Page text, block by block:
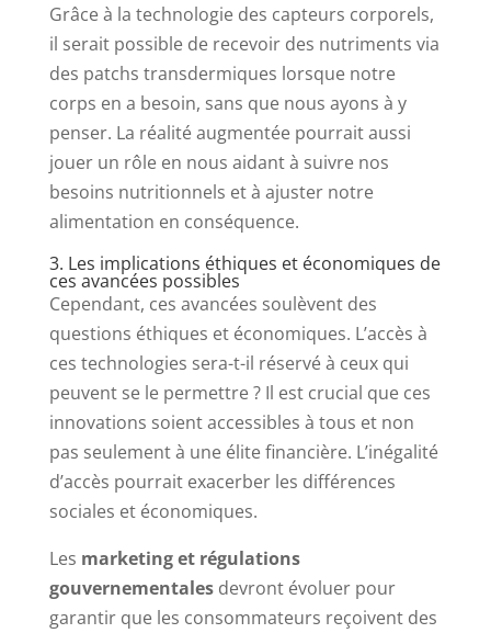
Grâce à la technologie des capteurs corporels,
il serait possible de recevoir des nutriments via
des patchs transdermiques lorsque notre
corps en a besoin, sans que nous ayons à y
penser. La réalité augmentée pourrait aussi
jouer un rôle en nous aidant à suivre nos
besoins nutritionnels et à ajuster notre
alimentation en conséquence.
3. Les implications éthiques et économiques de
ces avancées possibles
Cependant, ces avancées soulèvent des
questions éthiques et économiques. L’accès à
ces technologies sera-t-il réservé à ceux qui
peuvent se le permettre ? Il est crucial que ces
innovations soient accessibles à tous et non
pas seulement à une élite financière. L’inégalité
d’accès pourrait exacerber les différences
sociales et économiques.
Les marketing et régulations
gouvernementalesdevront évoluer pour
garantir que les consommateurs reçoivent des